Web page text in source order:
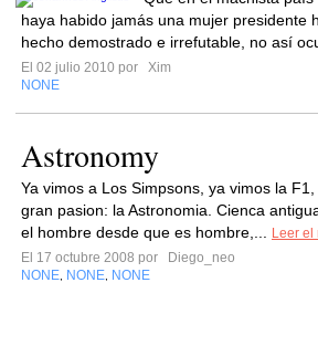
haya habido jamás una mujer presidente
hecho demostrado e irrefutable, no así
El 02 julio 2010 por
Xim
NONE
Astronomy
Ya vimos a Los Simpsons, ya vimos la
gran pasion: la Astronomia. Cienca
el hombre desde que es hombre,...
Leer el
El 17 octubre 2008 por
Diego_neo
NONE NONE NONE